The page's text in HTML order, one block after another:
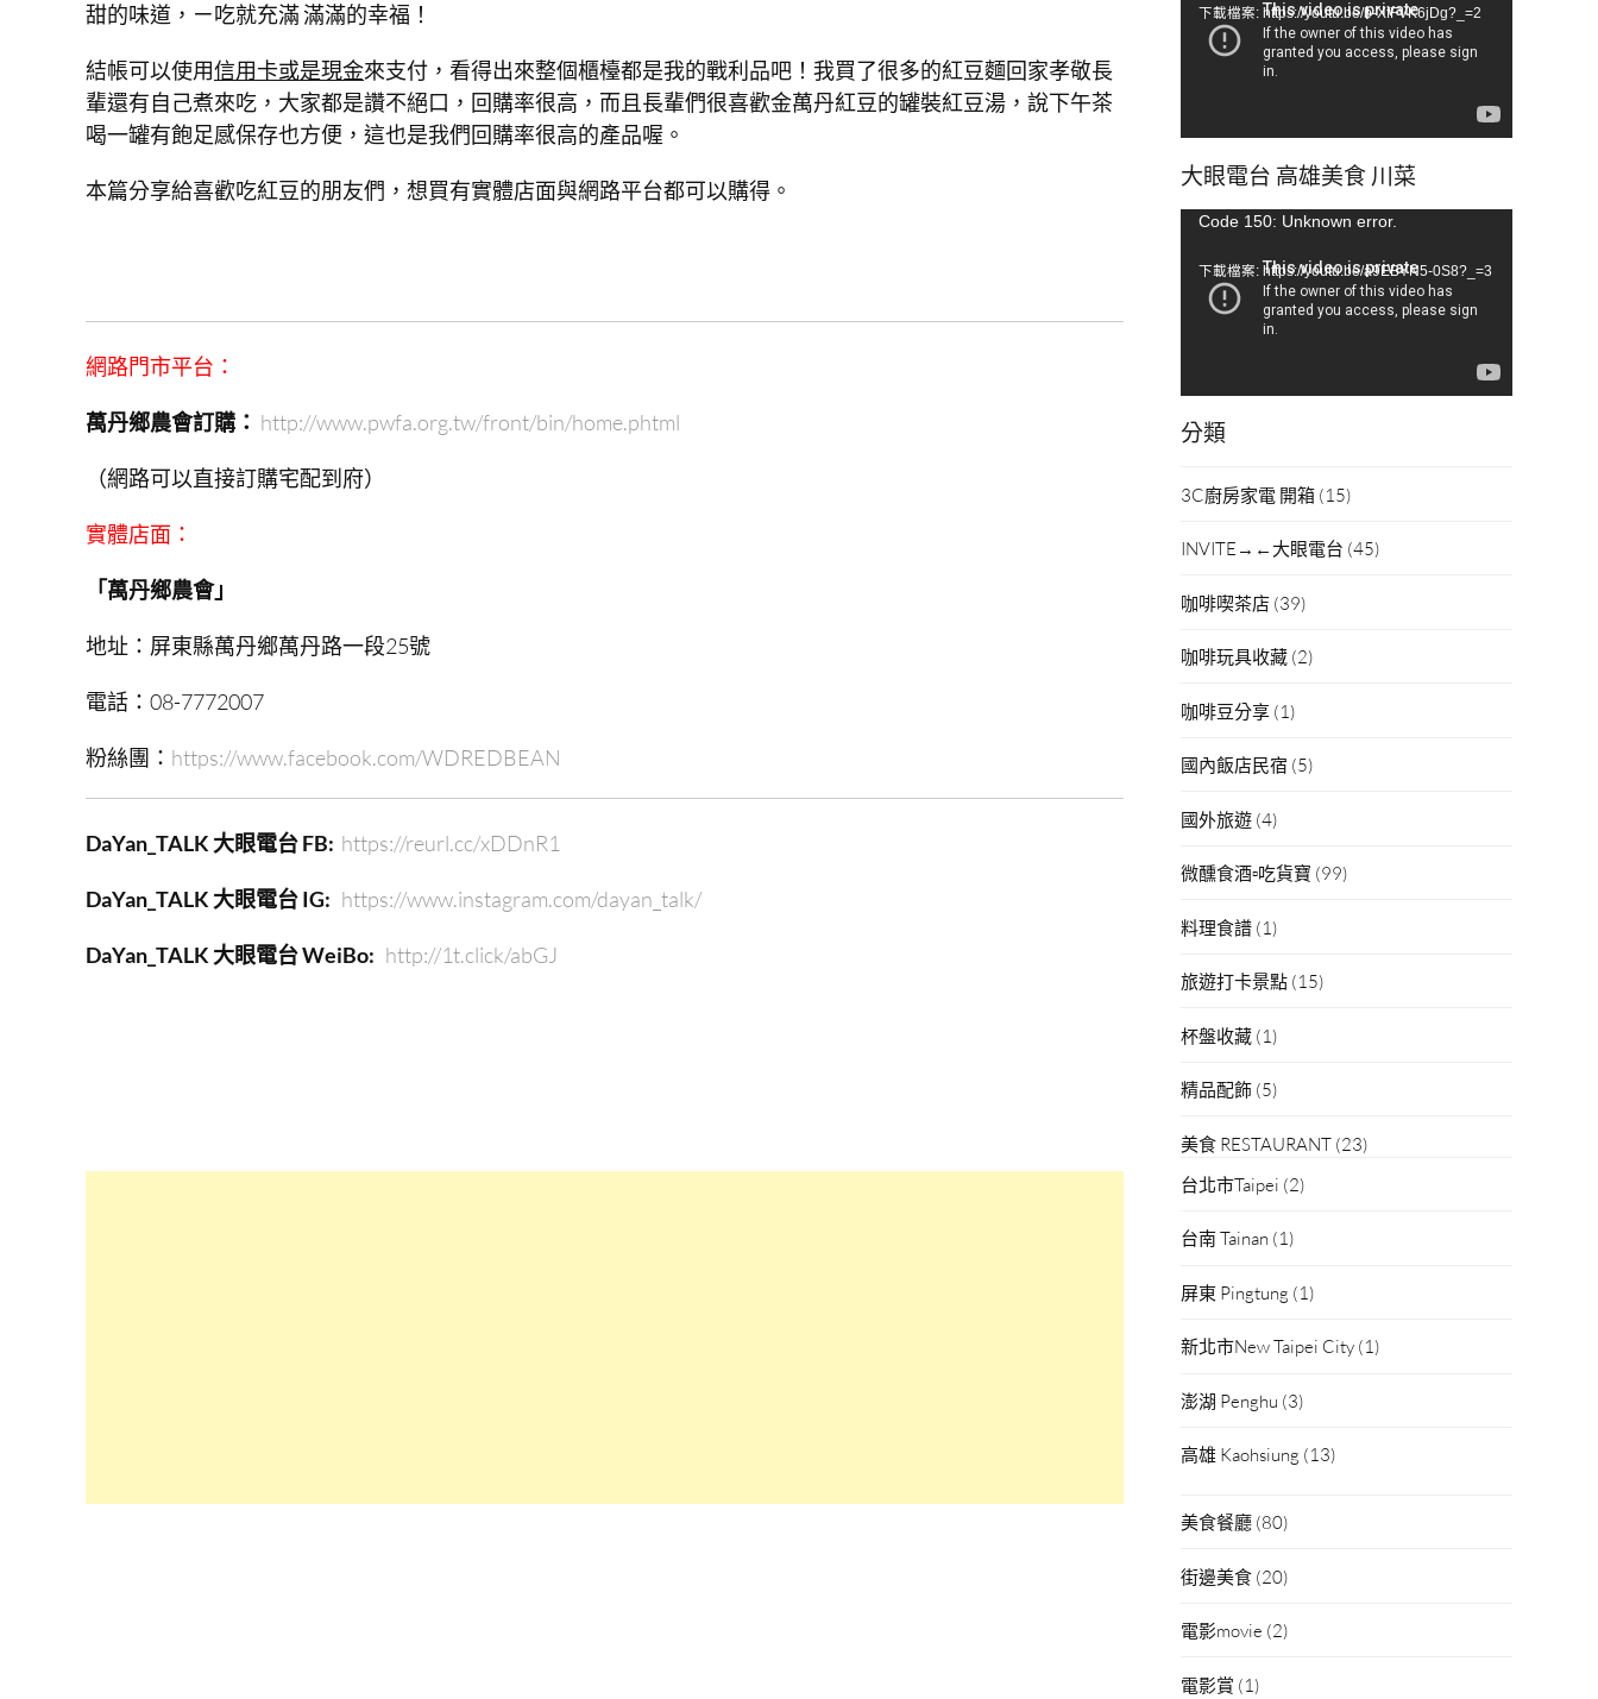
甜的味道，ㄧ吃就充滿 滿滿的幸福！
結帳可以使用信用卡或是現金來支付，看得出來整個櫃檯都是我的戰利品吧！我買了很多的紅豆麵回家孝敬長
輩還有自己煮來吃，大家都是讚不絕口，回購率很高，而且長輩們很喜歡金萬丹紅豆的罐裝紅豆湯，說下午茶
喝一罐有飽足感保存也方便，這也是我們回購率很高的產品喔。
本篇分享給喜歡吃紅豆的朋友們，想買有實體店面與網路平台都可以購得。
網路門市平台：
萬丹鄉農會訂購： http://www.pwfa.org.tw/front/bin/home.phtml
（網路可以直接訂購宅配到府）
實體店面：
「萬丹鄉農會」
地址：屏東縣萬丹鄉萬丹路一段25號
電話：08-7772007
粉絲團： https://www.facebook.com/WDREDBEAN
DaYan_TALK 大眼電台 FB: https://reurl.cc/xDDnR1
DaYan_TALK 大眼電台 IG: https://www.instagram.com/dayan_talk/
DaYan_TALK 大眼電台 WeiBo: http://1t.click/abGJ
下載檔案: https://youtu.be/b-XfFVK6jDg?_=2
大眼電台 高雄美食 川菜
視Code 150: Unknown error.
下載檔案: https://youtu.be/a9EBYN5-0S8?_=3
分類
3C廚房家電 開箱 (15)
INVITE→←大眼電台 (45)
咖啡喫茶店 (39)
咖啡玩具收藏 (2)
咖啡豆分享 (1)
國內飯店民宿 (5)
國外旅遊 (4)
微醺食酒▫吃貨寶 (99)
料理食譜 (1)
旅遊打卡景點 (15)
杯盤收藏 (1)
精品配飾 (5)
美食 RESTAURANT (23)
台北市Taipei (2)
台南 Tainan (1)
屏東 Pingtung (1)
新北市New Taipei City (1)
澎湖 Penghu (3)
高雄 Kaohsiung (13)
美食餐廳 (80)
街邊美食 (20)
電影movie (2)
電影賞 (1)